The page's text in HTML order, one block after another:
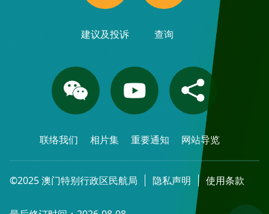
建议及投诉 查询
联络我们 相片集 重要通知 网站导览
©2025 澳门特别行政区民航局 隐私声明 使用条款